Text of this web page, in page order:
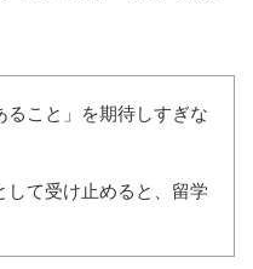
こと」を期待しすぎな
して受け止めると、留学